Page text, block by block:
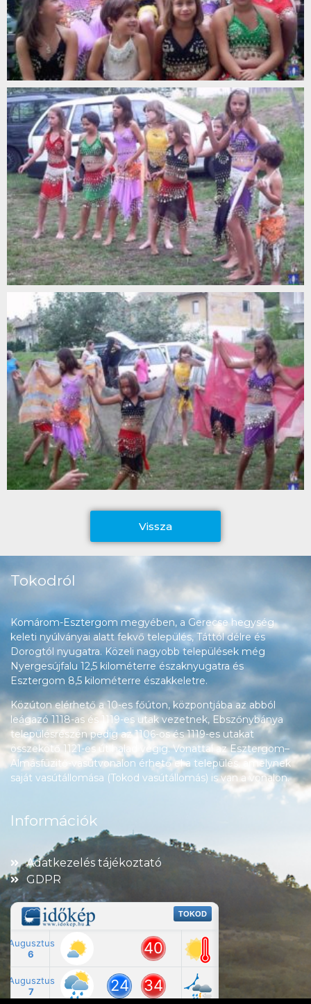
Vissza
Tokodról
Komárom-Esztergom megyében, a Gerecse hegység
keleti nyúlványai alatt fekvő település, Táttól délre és
Dorogtól nyugatra. Közeli nagyobb települések még
Nyergesújfalu 12,5 kilométerre északnyugatra és
Esztergom 8,5 kilométerre északkeletre.
Közúton elérhető a 10-es főúton, központjába az abból
leágazó 1118-as és 1119-es utak vezetnek, Ebszőnybánya
településrészén pedig az 1106-os és 1119-es utakat
összekötő 1121-es út halad végig. Vonattal az Esztergom–
Almásfüzitő-vasútvonalon érhető el a település, amelynek
saját vasútállomása (Tokod vasútállomás) is van a vonalon.
Információk
Adatkezelés tájékoztató
GDPR